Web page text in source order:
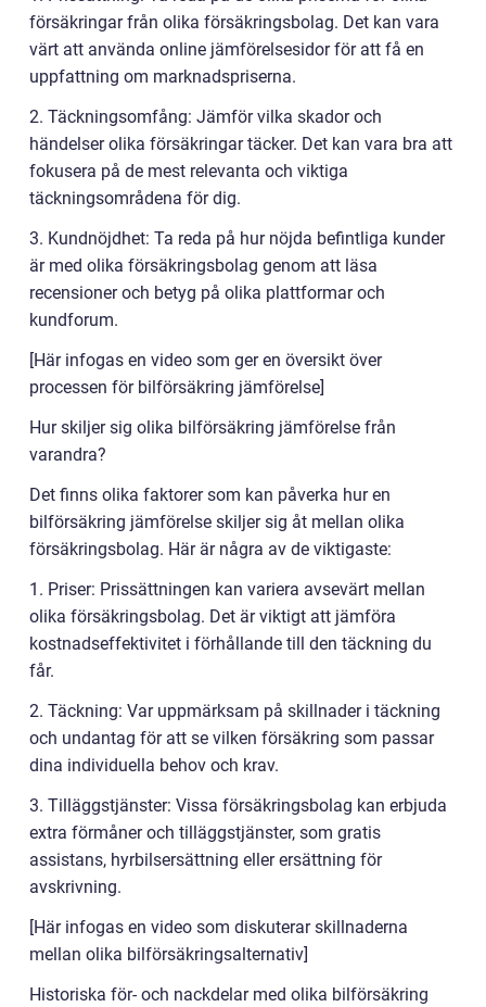
försäkringar från olika försäkringsbolag. Det kan vara
värt att använda online jämförelsesidor för att få en
uppfattning om marknadspriserna.
2. Täckningsomfång: Jämför vilka skador och
händelser olika försäkringar täcker. Det kan vara bra att
fokusera på de mest relevanta och viktiga
täckningsområdena för dig.
3. Kundnöjdhet: Ta reda på hur nöjda befintliga kunder
är med olika försäkringsbolag genom att läsa
recensioner och betyg på olika plattformar och
kundforum.
[Här infogas en video som ger en översikt över
processen för bilförsäkring jämförelse]
Hur skiljer sig olika bilförsäkring jämförelse från
varandra?
Det finns olika faktorer som kan påverka hur en
bilförsäkring jämförelse skiljer sig åt mellan olika
försäkringsbolag. Här är några av de viktigaste:
1. Priser: Prissättningen kan variera avsevärt mellan
olika försäkringsbolag. Det är viktigt att jämföra
kostnadseffektivitet i förhållande till den täckning du
får.
2. Täckning: Var uppmärksam på skillnader i täckning
och undantag för att se vilken försäkring som passar
dina individuella behov och krav.
3. Tilläggstjänster: Vissa försäkringsbolag kan erbjuda
extra förmåner och tilläggstjänster, som gratis
assistans, hyrbilsersättning eller ersättning för
avskrivning.
[Här infogas en video som diskuterar skillnaderna
mellan olika bilförsäkringsalternativ]
Historiska för- och nackdelar med olika bilförsäkring